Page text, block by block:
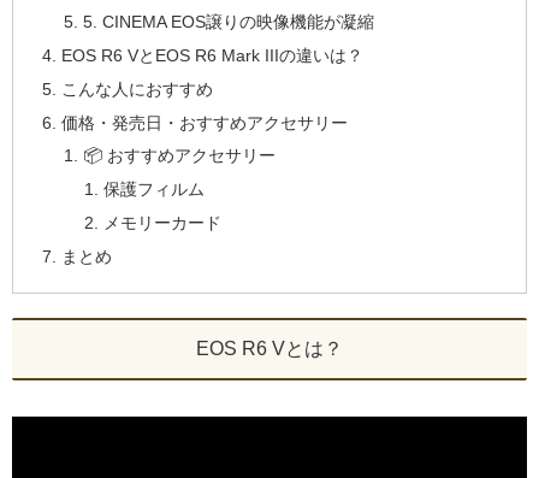
5. CINEMA EOS譲りの映像機能が凝縮
EOS R6 VとEOS R6 Mark IIIの違いは？
こんな人におすすめ
価格・発売日・おすすめアクセサリー
📦 おすすめアクセサリー
保護フィルム
メモリーカード
まとめ
EOS R6 Vとは？